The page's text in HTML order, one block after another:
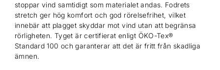
stoppar vind samtidigt som materialet andas. Fodrets
stretch ger hög komfort och god rörelsefrihet, vilket
innebär att plagget skyddar mot vind utan att begränsa
rörligheten. Tyget är certifierat enligt ÖKO-Tex®
Standard 100 och garanterar att det är fritt från skadliga
ämnen.